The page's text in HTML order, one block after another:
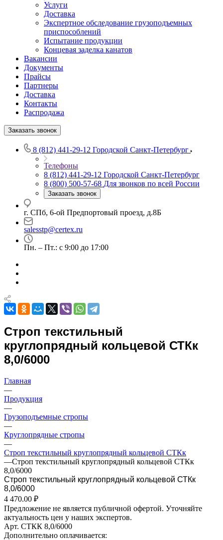
Услуги
Доставка
Экспертное обследование грузоподъемных
приспособлений
Испытание продукции
Концевая заделка канатов
Вакансии
Документы
Прайсы
Партнеры
Доставка
Контакты
Распродажа
Заказать звонок
8 (812) 441-29-12 Городской Санкт-Петербург
Телефоны
8 (812) 441-29-12 Городской Санкт-Петербург
8 (800) 500-57-68 Для звонков по всей России
Заказать звонок
г. СПб, 6-ой Предпортовый проезд, д.8Б
salesstp@certex.ru
Пн. – Пт.: с 9:00 до 17:00
Строп текстильный
круглопрядный кольцевой СТКк
8,0/6000
Главная
—
Продукция
—
Грузоподъемные стропы
—
Круглопрядные стропы
—
Строп текстильный круглопрядный кольцевой СТКк
—Строп текстильный круглопрядный кольцевой СТКк
8,0/6000
Строп текстильный круглопрядный кольцевой СТКк
8,0/6000
4 470.00 ₽
Предложение не является публичной офертой. Уточняйте
актуальность цен у наших экспертов.
Арт. СТКК 8,0/6000
Дополнительно оплачивается: